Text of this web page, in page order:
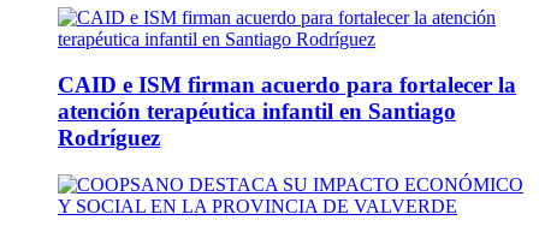
CAID e ISM firman acuerdo para fortalecer la
atención terapéutica infantil en Santiago
Rodríguez